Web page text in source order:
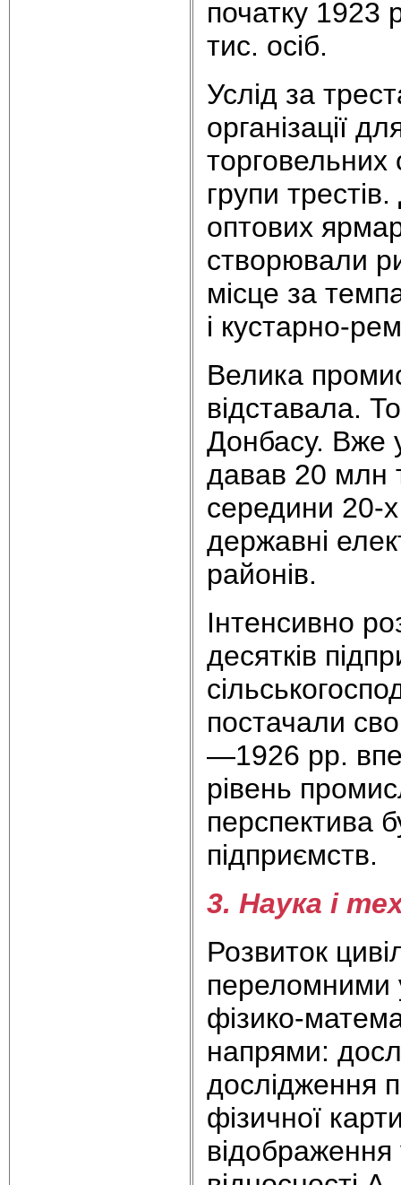
початку 1923
тис. осіб.
Услід за
організації
торговельних
групи трестів.
оптових
створювали
місце за
і кустарно-
Велика
відставала.
Донбасу. Вже
давав 20 млн
середини 20-х
державні
районів.
Інтенсивно
десятків
постачали
—1926 pp.
рівень
перспектива
підприємств.
3. Наука і
Розвиток
переломними
фізико-
напрями:
дослідження
фізичної
відображення